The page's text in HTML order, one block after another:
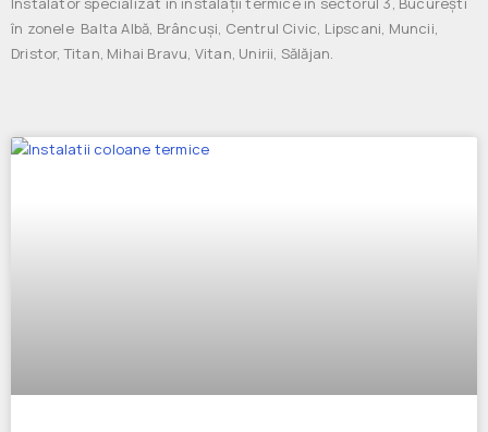
în zonele Balta Albă, Brâncuși, Centrul Civic, Lipscani, Muncii,
Dristor, Titan, Mihai Bravu, Vitan, Unirii, Sălăjan.